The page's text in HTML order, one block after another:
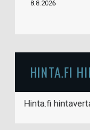
8.8.2026
HINTA.FI
Hinta.fi